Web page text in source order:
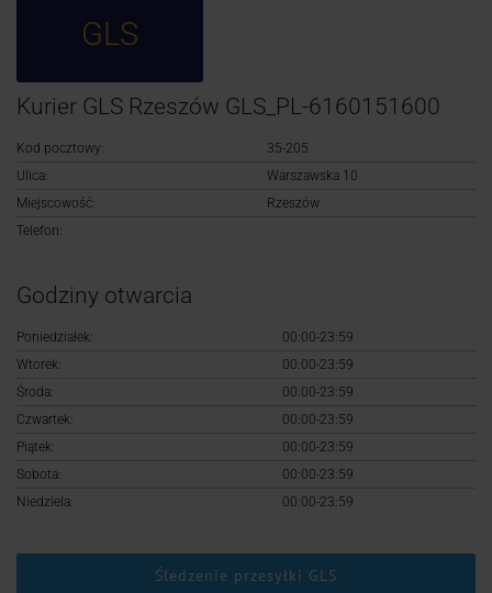
Logowanie
GLS
Kurier GLS Rzeszów GLS_PL-6160151600
Kod pocztowy:
35-205
Ulica:
Warszawska 10
Miejscowość:
Rzeszów
Telefon:
Godziny otwarcia
Poniedziałek:
00:00-23:59
Wtorek:
00:00-23:59
Środa:
00:00-23:59
Czwartek:
00:00-23:59
Piątek:
00:00-23:59
Sobota:
00:00-23:59
Niedziela:
00:00-23:59
Śledzenie przesyłki GLS